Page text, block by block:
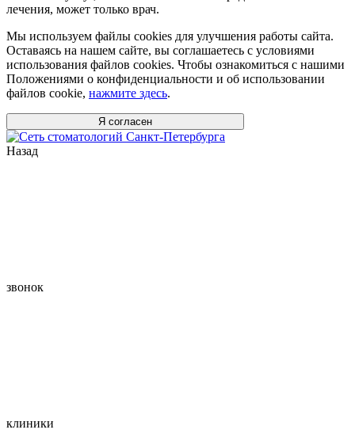
лечения, может только врач.
Мы используем файлы cookies для улучшения работы сайта.
Оставаясь на нашем сайте, вы соглашаетесь с условиями
использования файлов cookies. Чтобы ознакомиться с нашими
Положениями о конфиденциальности и об использовании
файлов cookie, нажмите здесь.
Я согласен
Назад
звонок
клиники